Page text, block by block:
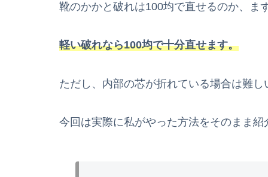
靴のかかと破れは100均で直せるのか、ま
軽い破れなら100均で十分直せます。
ただし、内部の芯が折れている場合は難し
今回は実際に私がやった方法をそのまま紹